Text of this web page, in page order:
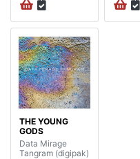
THE YOUNG
GODS
Data Mirage
Tangram (digipak)